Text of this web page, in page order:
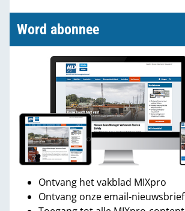
Word abonnee
Ontvang het vakblad MIXpro
Ontvang onze email-nieuwsbrief